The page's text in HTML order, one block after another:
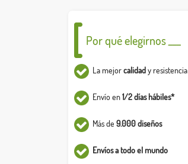
Por qué elegirnos ___
La mejorcalidady resistencia
Envío en1/2 días hábiles*
Más de 9.000 diseños
Envíos a todo el mundo